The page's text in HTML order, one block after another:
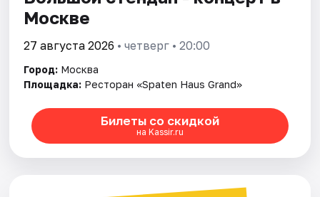
Москве
27 августа 2026 • четверг • 20:00
Город: Москва
Площадка: Ресторан «Spaten Haus Grand»
Билеты со скидкой
на Kassir.ru